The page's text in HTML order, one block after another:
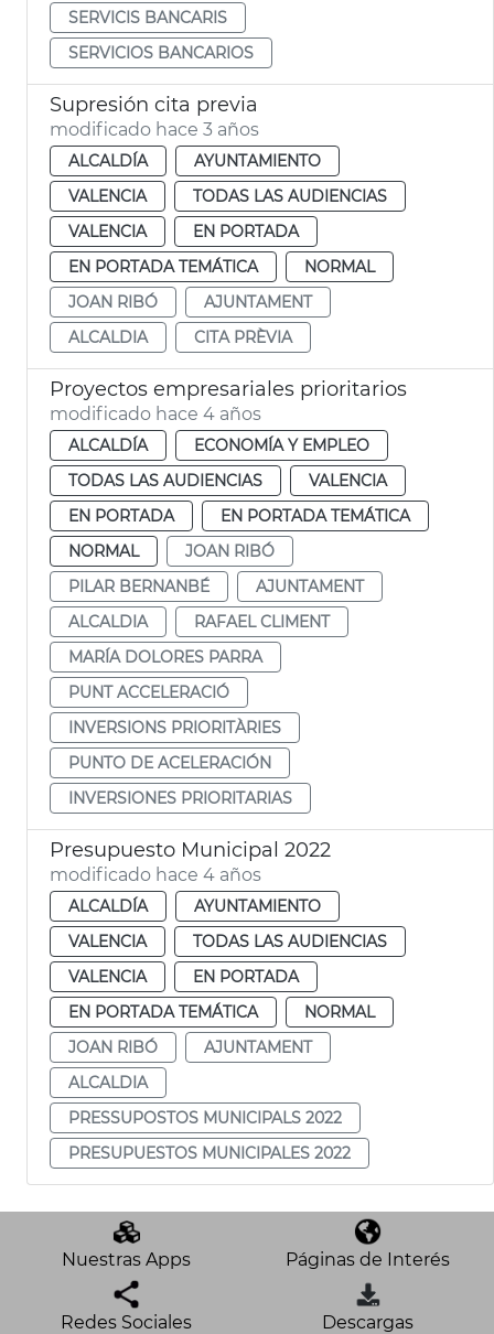
SERVICIS BANCARIS
SERVICIOS BANCARIOS
Supresión cita previa
modificado hace 3 años
ALCALDÍA
AYUNTAMIENTO
VALENCIA
TODAS LAS AUDIENCIAS
VALENCIA
EN PORTADA
EN PORTADA TEMÁTICA
NORMAL
JOAN RIBÓ
AJUNTAMENT
ALCALDIA
CITA PRÈVIA
Proyectos empresariales prioritarios
modificado hace 4 años
ALCALDÍA
ECONOMÍA Y EMPLEO
TODAS LAS AUDIENCIAS
VALENCIA
EN PORTADA
EN PORTADA TEMÁTICA
NORMAL
JOAN RIBÓ
PILAR BERNANBÉ
AJUNTAMENT
ALCALDIA
RAFAEL CLIMENT
MARÍA DOLORES PARRA
PUNT ACCELERACIÓ
INVERSIONS PRIORITÀRIES
PUNTO DE ACELERACIÓN
INVERSIONES PRIORITARIAS
Presupuesto Municipal 2022
modificado hace 4 años
ALCALDÍA
AYUNTAMIENTO
VALENCIA
TODAS LAS AUDIENCIAS
VALENCIA
EN PORTADA
EN PORTADA TEMÁTICA
NORMAL
JOAN RIBÓ
AJUNTAMENT
ALCALDIA
PRESSUPOSTOS MUNICIPALS 2022
PRESUPUESTOS MUNICIPALES 2022
Nuestras Apps Páginas de Interés
Redes Sociales Descargas